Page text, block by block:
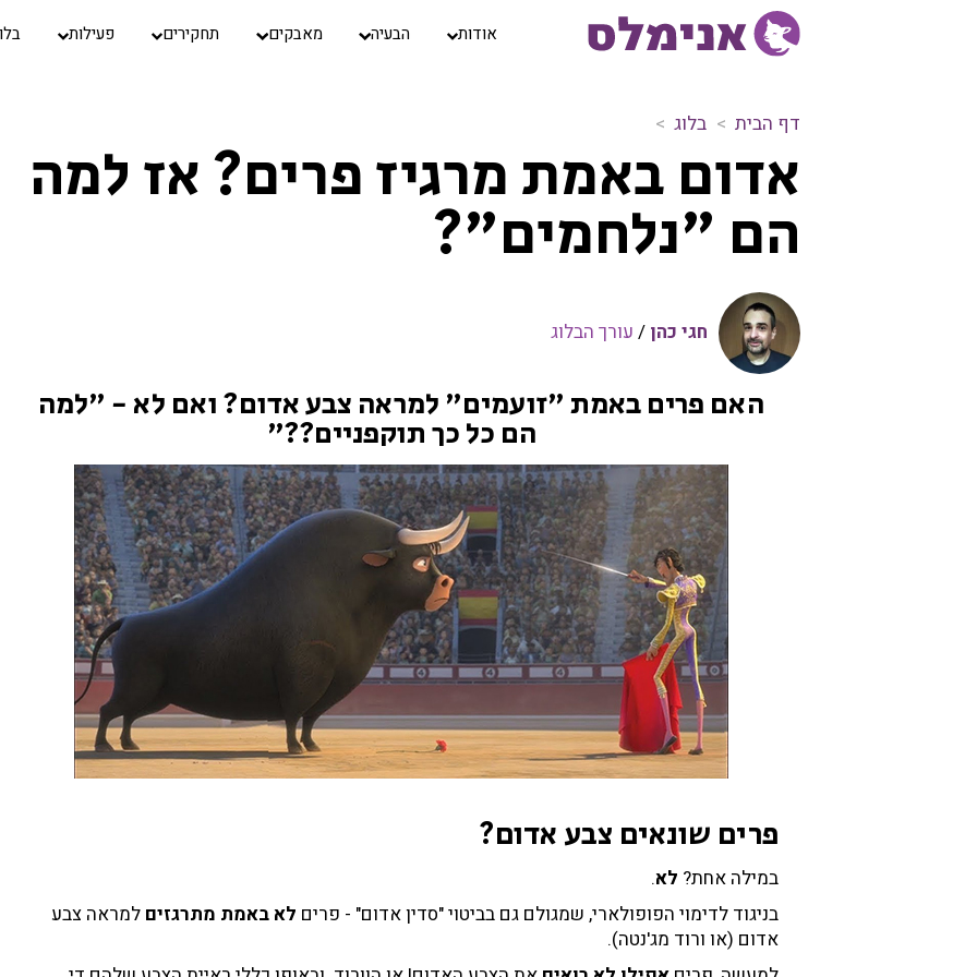
אודות הבעיה מאבקים תחקירים פעילות
דף הבית בלוג
ד
ו
ם
ב
מ
פ
ר
י
ם
?
א
ז
ל
מ
ה
ם
"
ח
ם
"
?
אדום באמת מרגיז פרים? אז למה
הם "נלחמים"?
חגי כהן / עורך הבלוג
האם פרים באמת "זועמים" למראה צבע אדום? ואם לא - "למה
הם כל כך תוקפניים??"
פרים שונאים צבע אדום?
במילה אחת? לא.
בניגוד לדימוי הפופולארי, שמגולם גם בביטוי "סדין אדום" - פרים לא באמת מתרגזים למראה צבע
אדום (או ורוד מג'נטה).